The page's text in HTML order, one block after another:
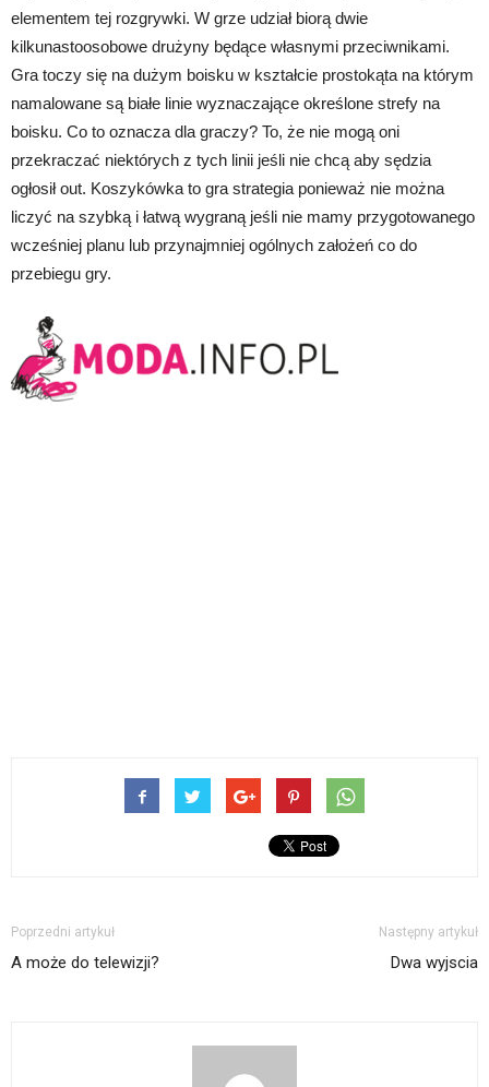
elementem tej rozgrywki. W grze udział biorą dwie
kilkunastoosobowe drużyny będące własnymi przeciwnikami.
Gra toczy się na dużym boisku w kształcie prostokąta na którym
namalowane są białe linie wyznaczające określone strefy na
boisku. Co to oznacza dla graczy? To, że nie mogą oni
przekraczać niektórych z tych linii jeśli nie chcą aby sędzia
ogłosił out. Koszykówka to gra strategia ponieważ nie można
liczyć na szybką i łatwą wygraną jeśli nie mamy przygotowanego
wcześniej planu lub przynajmniej ogólnych założeń co do
przebiegu gry.
Poprzedni artykuł
A może do telewizji?
Następny artykuł
Dwa wyjscia